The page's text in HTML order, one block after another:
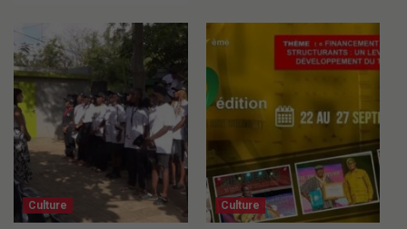
Culture Culture